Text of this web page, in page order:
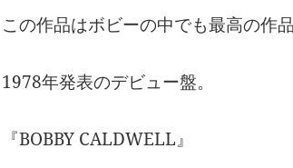
この作品はボビーの中でも最高の作
1978年発表のデビュー盤。
『BOBBY CALDWELL』